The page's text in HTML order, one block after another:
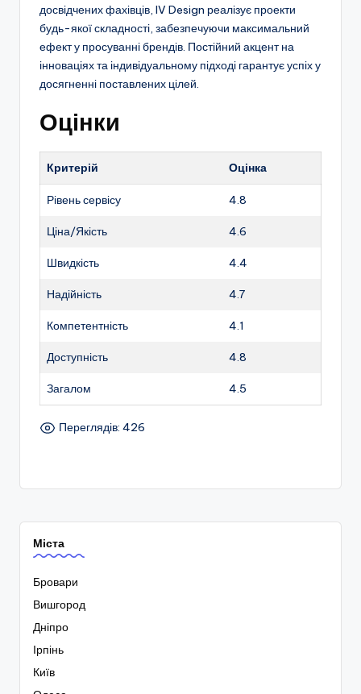
досвідчених фахівців, IV Design реалізує проекти
будь-якої складності, забезпечуючи максимальний
ефект у просуванні брендів. Постійний акцент на
інноваціях та індивідуальному підході гарантує успіх у
досягненні поставлених цілей.
Оцінки
Критерій Оцінка
Рівень сервісу 4.8
Ціна/Якість 4.6
Швидкість 4.4
Надійність 4.7
Компетентність 4.1
Доступність 4.8
Загалом 4.5
Переглядів: 426
Міста
Бровари
Вишгород
Дніпро
Ірпінь
Київ